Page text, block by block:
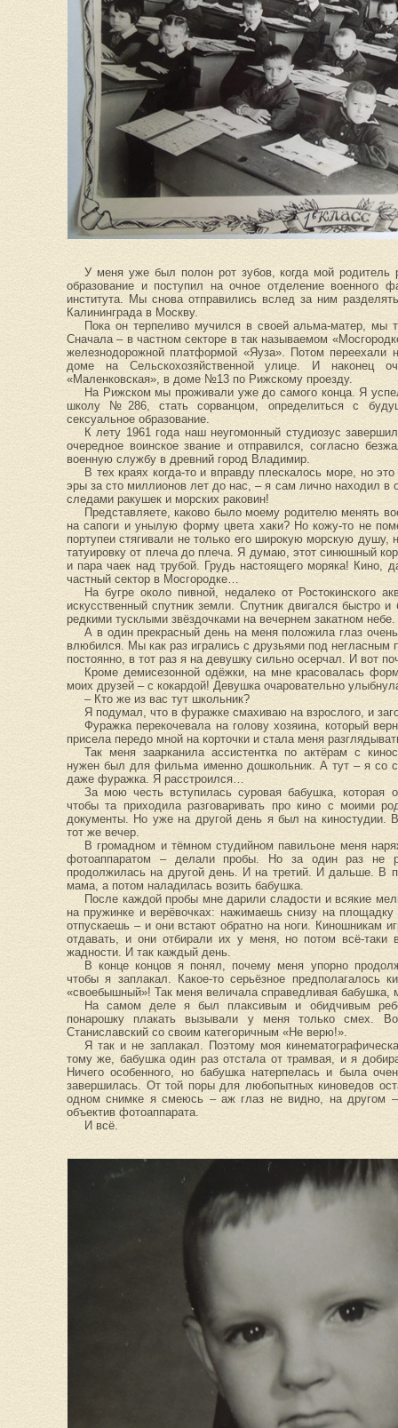
У меня уже был полон рот зубов, когда мой родитель
образование и поступил на очное отделение военного
института. Мы снова отправились вслед за ним
Калининграда в Москву.
Пока он терпеливо мучился в своей альма-матер, мы
Сначала – в частном секторе в так называемом
железнодорожной платформой «Яуза». Потом переехали
доме на Сельскохозяйственной улице. И наконец
«Маленковская», в доме №13 по Рижскому проезду.
На Рижском мы проживали уже до самого конца. Я
школу №286, стать сорванцом, определиться с
сексуальное образование.
К лету 1961 года наш неугомонный студиозус
очередное воинское звание и отправился, согласно
военную службу в древний город Владимир.
В тех краях когда-то и вправду плескалось море, но
эры за сто миллионов лет до нас, – я сам лично находил в
следами ракушек и морских раковин!
Представляете, каково было моему родителю менять
на сапоги и унылую форму цвета хаки? Но кожу-то не
портупеи стягивали не только его широкую морскую
татуировку от плеча до плеча. Я думаю, этот синюшный
и пара чаек над трубой. Грудь настоящего моряка! Кино,
частный сектор в Мосгородке…
На бугре около пивной, недалеко от Ростокинского
искусственный спутник земли. Спутник двигался быстро
редкими тусклыми звёздочками на вечернем закатном небе.
А в один прекрасный день на меня положила глаз
влюбился. Мы как раз игрались с друзьями под
постоянно, в тот раз я на девушку сильно осерчал. И вот
Кроме демисезонной одёжки, на мне красовалась
моих друзей – с кокардой! Девушка очаровательно
– Кто же из вас тут школьник?
Я подумал, что в фуражке смахиваю на взрослого, и
Фуражка перекочевала на голову хозяина, который
присела передо мной на корточки и стала меня
Так меня заарканила ассистентка по актёрам с
нужен был для фильма именно дошкольник. А тут – я со
даже фуражка. Я расстроился…
За мою честь вступилась суровая бабушка, которая
чтобы та приходила разговаривать про кино с моими
документы. Но уже на другой день я был на киностудии.
тот же вечер.
В громадном и тёмном студийном павильоне меня
фотоаппаратом – делали пробы. Но за один раз не
продолжилась на другой день. И на третий. И дальше. В
мама, а потом наладилась возить бабушка.
После каждой пробы мне дарили сладости и всякие
на пружинке и верёвочках: нажимаешь снизу на
отпускаешь – и они встают обратно на ноги. Киношникам
отдавать, и они отбирали их у меня, но потом всё-таки
жадности. И так каждый день.
В конце концов я понял, почему меня упорно
чтобы я заплакал. Какое-то серьёзное
«своебышный»! Так меня величала справедливая бабушка,
На самом деле я был плаксивым и обидчивым
понарошку плакать вызывали у меня только смех.
Станиславский со своим категоричным «Не верю!».
Я так и не заплакал. Поэтому моя
тому же, бабушка один раз отстала от трамвая, и я
Ничего особенного, но бабушка натерпелась и была
завершилась. От той поры для любопытных киноведов
одном снимке я смеюсь – аж глаз не видно, на другом
объектив фотоаппарата.
И всё.